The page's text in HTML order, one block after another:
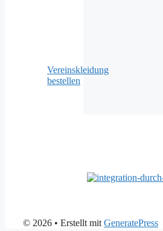
Vereinskleidung
bestellen
© 2026 • Erstellt mit GeneratePress